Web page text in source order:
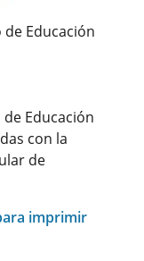
Educación
Educación
con la
de
imprimir